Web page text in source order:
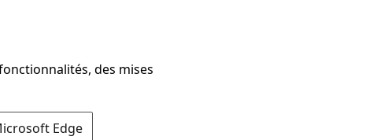
des mises
Edge